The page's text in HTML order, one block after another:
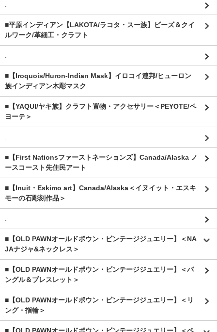
.
■平原インディアン【LAKOTA/ラコタ・スー族】ビーズ＆クイ
ルワーク/革細工・クラフト
.
■【Iroquois/Huron-Indian Mask】イロコイ連邦/ヒューロン
族インディアン木彫マスク
■【YAQUI/ヤキ族】クラフト置物・アクセサリー＜PEYOTE/ペ
ヨーテ＞
.
■【First Nationsファーストネーションズ】Canada/Alaska ノ
ースコースト先住民アート
■【Inuit・Eskimo art】Canada/Alaska＜イヌイット・エスキ
モーの石彫刻作品＞
.
■【OLD PAWNオールドポウン・ビンテージジュエリー】＜NA
JAナジャ&ネックレス＞
■【OLD PAWNオールドポウン・ビンテージジュエリー】＜バ
ングル＆ブレスレット＞
■【OLD PAWNオールドポウン・ビンテージジュエリー】＜リ
ング・指輪＞